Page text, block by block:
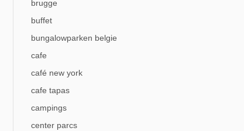
brugge
buffet
bungalowparken belgie
cafe
café new york
cafe tapas
campings
center parcs